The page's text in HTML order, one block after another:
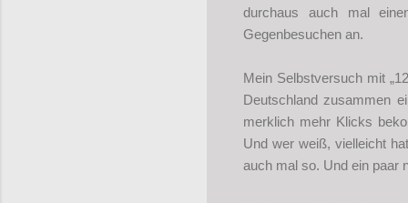
durchaus auch mal
Gegenbesuchen an.
Mein Selbstversuch mit
Deutschland zusammen
merklich mehr Klicks
Und wer weiß, vielleicht
auch mal so. Und ein paar